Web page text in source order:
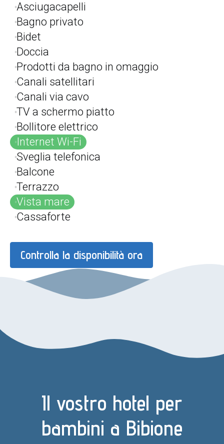
Asciugacapelli
Bagno privato
Bidet
Doccia
Prodotti da bagno in omaggio
Canali satellitari
Canali via cavo
TV a schermo piatto
Bollitore elettrico
Internet Wi-Fi
Sveglia telefonica
Balcone
Terrazzo
Vista mare
Cassaforte
Controlla la disponibilità ora
Il vostro hotel per
bambini a Bibione